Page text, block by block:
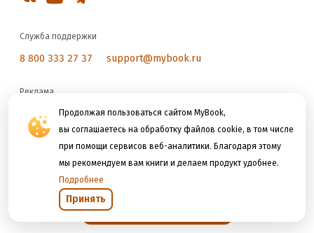
Продолжая пользоваться сайтом MyBook,
вы соглашаетесь на обработку файлов cookie, в том числе
при помощи сервисов веб-аналитики. Благодаря этому
мы рекомендуем вам книги и делаем продукт удобнее.
Подробнее
Принять
Служба поддержки
8 800 333 27 37 support@mybook.ru
Реклама
reklama@litres.ru
Мы принимаем к оплате
Открыть в приложении